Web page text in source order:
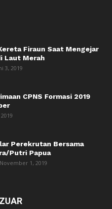
Firaun Saat Mengejar
Laut Merah
3, 2019
CPNS Formasi 2019
Perekrutan Bersama
Putri Papua
November 1, 2019